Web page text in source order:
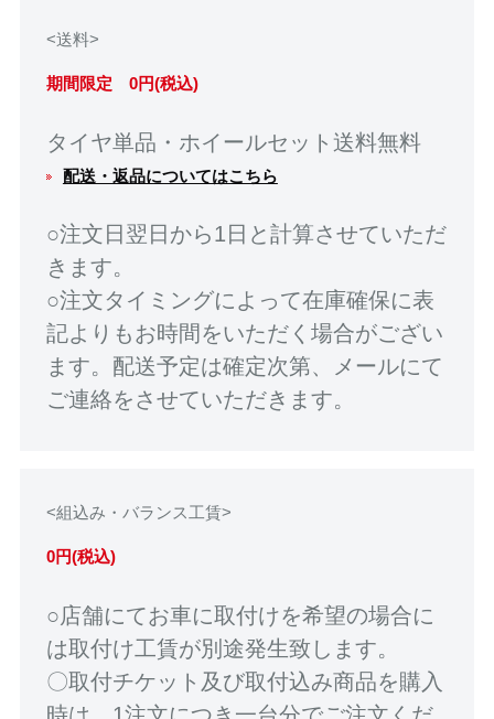
<送料>
期間限定 0円(税込)
タイヤ単品・ホイールセット送料無料
配送・返品についてはこちら
○注文日翌日から1日と計算させていただ
きます。
○注文タイミングによって在庫確保に表
記よりもお時間をいただく場合がござい
ます。配送予定は確定次第、メールにて
ご連絡をさせていただきます。
<組込み・バランス工賃>
0円(税込)
○店舗にてお車に取付けを希望の場合に
は取付け工賃が別途発生致します。
〇取付チケット及び取付込み商品を購入